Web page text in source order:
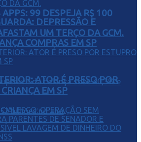
APPS: 99 DESPEJA R$ 100
COMPRAS EM SP
DEPRESSÃO E
UM TERÇO DA GCM.
ATOR É PRESO POR
EM SP